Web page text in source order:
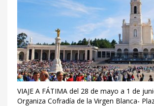
VIAJE A FÁTIMA del 28 de mayo a 1 de
Organiza Cofradía de la Virgen Blanca-